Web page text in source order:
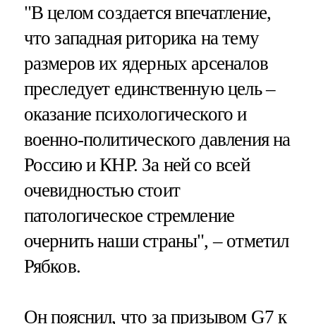
"В целом создается впечатление,
что западная риторика на тему
размеров их ядерных арсеналов
преследует единственную цель –
оказание психологического и
военно-политического давления на
Россию и КНР. За ней со всей
очевидностью стоит
патологическое стремление
очернить наши страны", – отметил
Рябков.
Он пояснил, что за призывом G7 к